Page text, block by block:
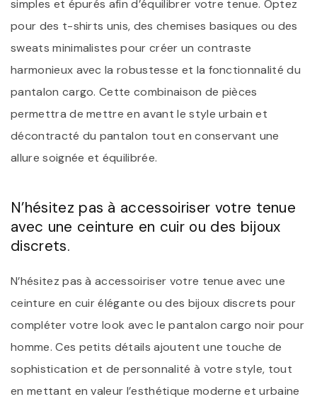
simples et épurés afin d’équilibrer votre tenue. Optez
pour des t-shirts unis, des chemises basiques ou des
sweats minimalistes pour créer un contraste
harmonieux avec la robustesse et la fonctionnalité du
pantalon cargo. Cette combinaison de pièces
permettra de mettre en avant le style urbain et
décontracté du pantalon tout en conservant une
allure soignée et équilibrée.
N’hésitez pas à accessoiriser votre tenue
avec une ceinture en cuir ou des bijoux
discrets.
N’hésitez pas à accessoiriser votre tenue avec une
ceinture en cuir élégante ou des bijoux discrets pour
compléter votre look avec le pantalon cargo noir pour
homme. Ces petits détails ajoutent une touche de
sophistication et de personnalité à votre style, tout
en mettant en valeur l’esthétique moderne et urbaine